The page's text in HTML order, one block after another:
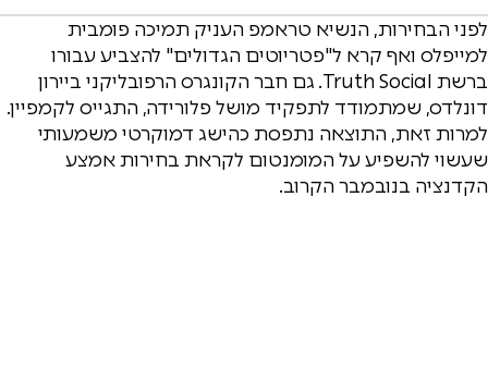
לפני הבחירות, הנשיא טראמפ העניק תמיכה פומבית
למייפלס ואף קרא ל"פטריוטים הגדולים" להצביע עבורו
ברשת Truth Social. גם חבר הקונגרס הרפובליקני ביירון
דונלדס, שמתמודד לתפקיד מושל פלורידה, התגייס לקמפיין.
למרות זאת, התוצאה נתפסת כהישג דמוקרטי משמעותי
שעשוי להשפיע על המומנטום לקראת בחירות אמצע
הקדנציה בנובמבר הקרוב.